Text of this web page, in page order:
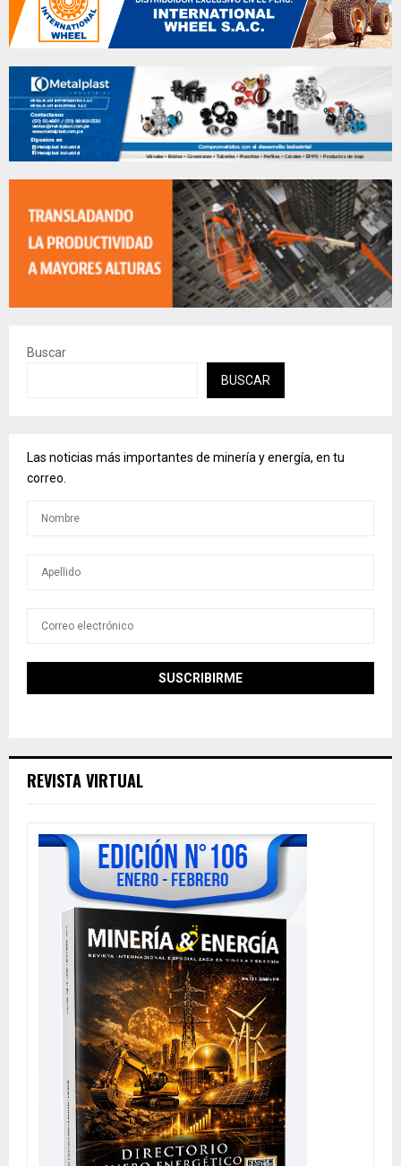
Buscar
BUSCAR
Las noticias más importantes de minería y energía, en tu
correo.
REVISTA VIRTUAL